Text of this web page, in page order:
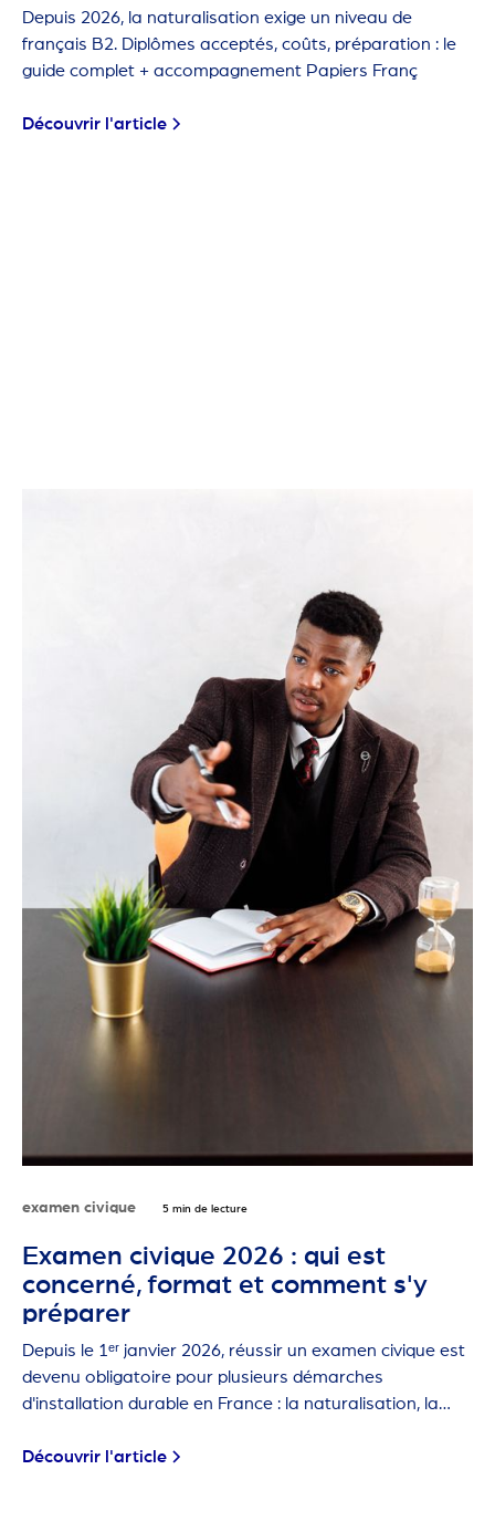
Depuis 2026, la naturalisation exige un niveau de
français B2. Diplômes acceptés, coûts, préparation : le
guide complet + accompagnement Papiers Franç
Découvrir l'article
examen civique 5 min de lecture
Examen civique 2026 : qui est
concerné, format et comment s'y
préparer
Depuis le 1ᵉʳ janvier 2026, réussir un examen civique est
devenu obligatoire pour plusieurs démarches
d'installation durable en France : la naturalisation, la
séjour pluriannuelle.
Découvrir l'article